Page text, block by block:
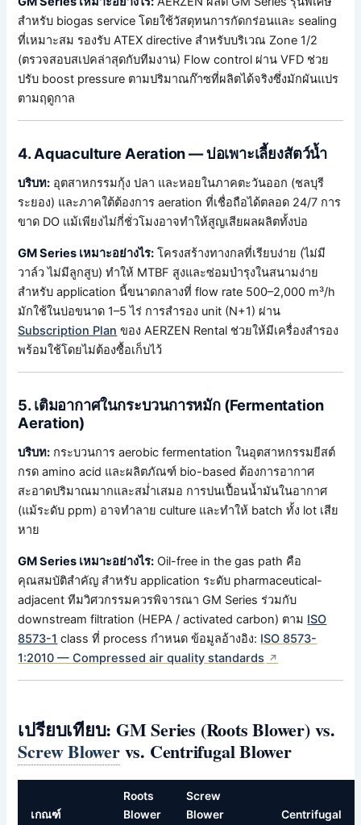
สำหรับ biogas service โดยใช้วัสดุทนการกัดกร่อนและ sealing
ที่เหมาะสม รองรับ ATEX directive สำหรับบริเวณ Zone 1/2
(ตรวจสอบสเปคล่าสุดกับทีมงาน) Flow control ผ่าน VFD ช่วย
ปรับ boost pressure ตามปริมาณก๊าซที่ผลิตได้จริงซึ่งมักผันแปร
ตามฤดูกาล
4. Aquaculture Aeration — บ่อเพาะเลี้ยงสัตว์น้ำ
บริบท: อุตสาหกรรมกุ้ง ปลา และหอยในภาคตะวันออก (ชลบุรี
ระยอง) และภาคใต้ต้องการ aeration ที่เชื่อถือได้ตลอด 24/7 การ
ขาด DO แม้เพียงไม่กี่ชั่วโมงอาจทำให้สูญเสียผลผลิตทั้งบ่อ
GM Series เหมาะอย่างไร: โครงสร้างทางกลที่เรียบง่าย (ไม่มี
วาล์ว ไม่มีลูกสูบ) ทำให้ MTBF สูงและซ่อมบำรุงในสนามง่าย
สำหรับ application นี้ขนาดกลางที่ flow rate 500–2,000 m³/h
มักใช้ในบ่อขนาด 1–5 ไร่ การสำรอง unit (N+1) ผ่าน
Subscription Plan ของ AERZEN Rental ช่วยให้มีเครื่องสำรอง
พร้อมใช้โดยไม่ต้องซื้อเก็บไว้
5. เติมอากาศในกระบวนการหมัก (Fermentation
Aeration)
บริบท: กระบวนการ aerobic fermentation ในอุตสาหกรรมยีสต์
กรด amino acid และผลิตภัณฑ์ bio-based ต้องการอากาศ
สะอาดปริมาณมากและสม่ำเสมอ การปนเปื้อนน้ำมันในอากาศ
(แม้ระดับ ppm) อาจทำลาย culture และทำให้ batch ทั้ง lot เสีย
หาย
GM Series เหมาะอย่างไร: Oil-free in the gas path คือ
คุณสมบัติสำคัญ สำหรับ application ระดับ pharmaceutical-
adjacent ทีมวิศวกรรมควรพิจารณา GM Series ร่วมกับ
downstream filtration (HEPA / activated carbon) ตาม ISO
8573-1 class ที่ process กำหนด ข้อมูลอ้างอิง: ISO 8573-
1:2010 — Compressed air quality standards
เปรียบเทียบ: GM Series (Roots Blower) vs.
Screw Blowervs. Centrifugal Blower
เกณฑ์
Roots
Blower
Screw
Blower
Centrifugal